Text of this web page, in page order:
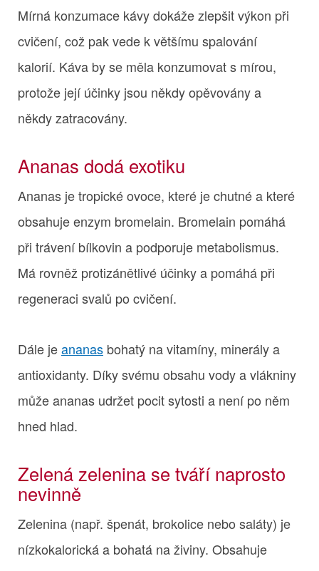
Mírná konzumace kávy dokáže zlepšit výkon při
cvičení, což pak vede k většímu spalování
kalorií. Káva by se měla konzumovat s mírou,
protože její účinky jsou někdy opěvovány a
někdy zatracovány.
Ananas dodá exotiku
Ananas je tropické ovoce, které je chutné a které
obsahuje enzym bromelain. Bromelain pomáhá
při trávení bílkovin a podporuje metabolismus.
Má rovněž protizánětlivé účinky a pomáhá při
regeneraci svalů po cvičení.
Dále jeananas bohatý na vitamíny, minerály a
antioxidanty. Díky svému obsahu vody a vlákniny
může ananas udržet pocit sytosti a není po něm
hned hlad.
Zelená zelenina se tváří naprosto
nevinně
Zelenina (např. špenát, brokolice nebo saláty) je
nízkokalorická a bohatá na živiny. Obsahuje